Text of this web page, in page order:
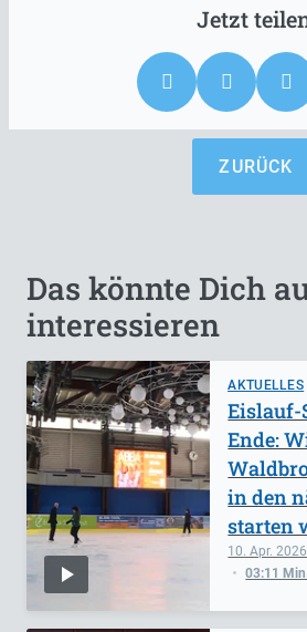
ZURÜCK
Das könnte Dich
interessieren
AKTUELLES
10. Apr. 2026
03:11
Eislauf-
Ende:
in den
starten